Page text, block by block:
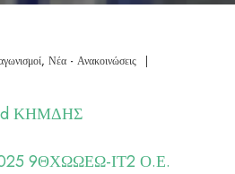
, Νέα - Ανακοινώσεις |
ΚΗΜΔΗΣ
9ΘΧΩΩΕΩ-ΙΤ2 Ο.Ε.